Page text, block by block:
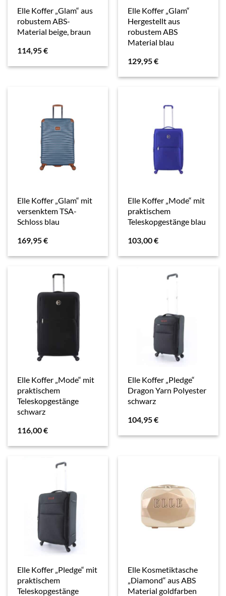
Elle Koffer „Glam“ aus
robustem ABS-
Material beige, braun
114,95€
Elle Koffer „Glam“
Hergestellt aus
robustem ABS
Material blau
129,95€
Elle Koffer „Glam“ mit
versenktem TSA-
Schloss blau
169,95€
Elle Koffer „Mode“ mit
praktischem
Teleskopgestänge blau
103,00€
Elle Koffer „Mode“ mit
praktischem
Teleskopgestänge
schwarz
116,00€
Elle Koffer „Pledge“
Dragon Yarn Polyester
schwarz
104,95€
Elle Koffer „Pledge“ mit
praktischem
Teleskopgestänge
Elle Kosmetiktasche
„Diamond“ aus ABS
Material goldfarben